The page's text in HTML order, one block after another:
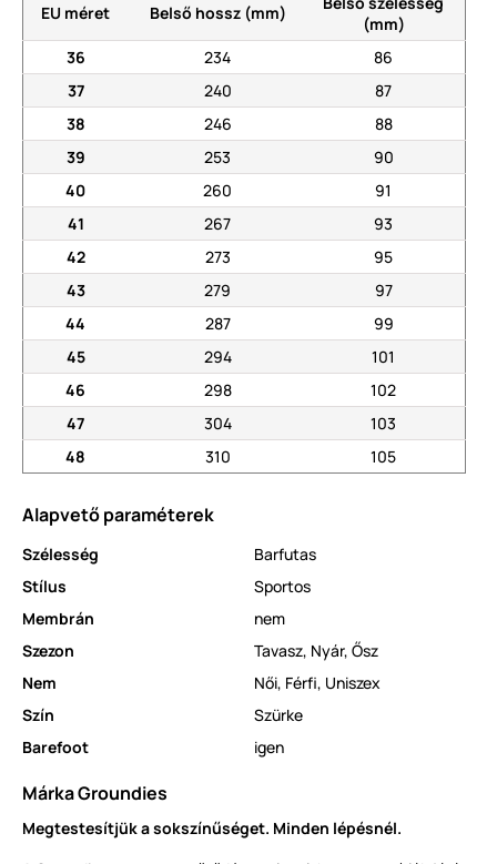
EU méret
Belső hossz (mm)
(mm)
36
234
86
37
240
87
38
246
88
39
253
90
40
260
91
41
267
93
42
273
95
43
279
97
44
287
99
45
294
101
46
298
102
47
304
103
48
310 105
Alapvető paraméterek
Szélesség
Barfutas
Stílus
Sportos
Membrán
nem
Szezon
Tavasz, Nyár, Ősz
Nem
Női, Férfi, Uniszex
Szín
Szürke
Barefoot
igen
Márka Groundies
Megtestesítjük a sokszínűséget. Minden lépésnél.